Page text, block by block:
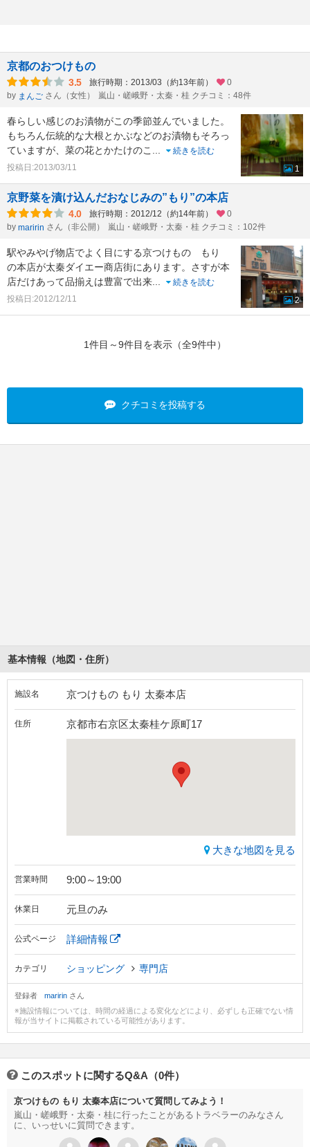
京都のおつけもの
3.5 旅行時期：2013/03（約13年前）
0
by まんご さん（女性） 嵐山・嵯峨野・太秦・桂 クチコミ：48件
春らしい感じのお漬物がこの季節並んでいました。
もちろん伝統的な大根とかぶなどのお漬物もそろっ
ていますが、菜の花とかたけのこ ...
続きを読む
投稿日:2013/03/11
1
京野菜を漬け込んだおなじみの”もり”の本店
4.0 旅行時期：2012/12（約14年前）
0
by maririn さん（非公開） 嵐山・嵯峨野・太秦・桂 クチコミ：102件
駅やみやげ物店でよく目にする京つけもの もり
の本店が太秦ダイエー商店街にあります。さすが本
店だけあって品揃えは豊富で出来...
続きを読む
投稿日:2012/12/11
2
1件目～9件目を表示（全9件中）
クチコミを投稿する
基本情報（地図・住所）
施設名 京つけもの もり 太秦本店
住所 京都市右京区太秦桂ケ原町17
大きな地図を見る
営業時間 9:00～19:00
休業日 元旦のみ
公式ページ 詳細情報
カテゴリ ショッピング 専門店
登録者 maririn さん
※施設情報については、時間の経過による変化などにより、必ずしも正確でない情
報が当サイトに掲載されている可能性があります。
このスポットに関するQ&A（0件）
京つけもの もり 太秦本店について質問してみよう！
嵐山・嵯峨野・太秦・桂に行ったことがあるトラベラーのみなさん
に、いっせいに質問できます。